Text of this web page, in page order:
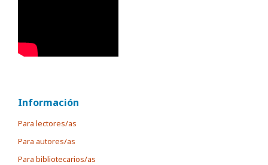
Información
Para lectores/as
Para autores/as
Para bibliotecarios/as